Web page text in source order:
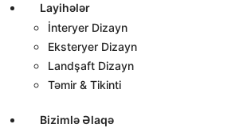
Layihələr
İnteryer Dizayn
Eksteryer Dizayn
Landşaft Dizayn
Təmir & Tikinti
Bizimlə Əlaqə